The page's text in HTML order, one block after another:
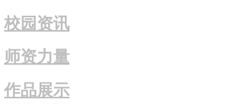
校园资讯
师资力量
作品展示